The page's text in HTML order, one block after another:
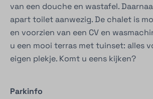
van een douche en wastafel.
apart toilet aanwezig. De chalet is
en voorzien van een CV en
u een mooi terras met tuinset: alles
eigen plekje. Komt u eens kijken?
Parkinfo